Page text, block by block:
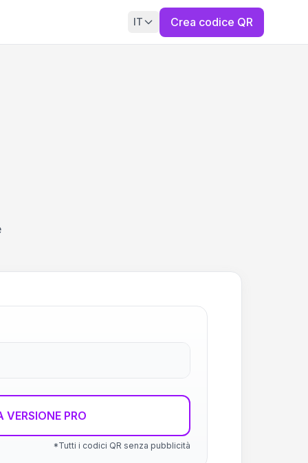
IT Crea codice QR
VERSIONE PRO
*Tutti i codici QR senza pubblicità